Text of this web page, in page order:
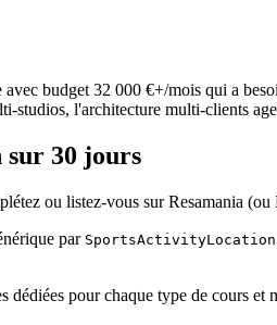
budget 32 000 €+/mois qui a
studios, l'architecture multi-clients
30 jours
ou listez-vous sur Resamania
par SportsActivityLocation
dédiées pour chaque type de cours